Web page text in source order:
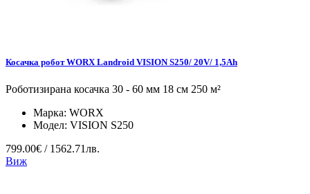
Косачка робот WORX Landroid VISION S250/ 20V/ 1,5Ah
Роботизирана косачка 30 - 60 мм 18 см 250 м²
Марка: WORX
Модел: VISION S250
799.00€ / 1562.71лв.
Виж